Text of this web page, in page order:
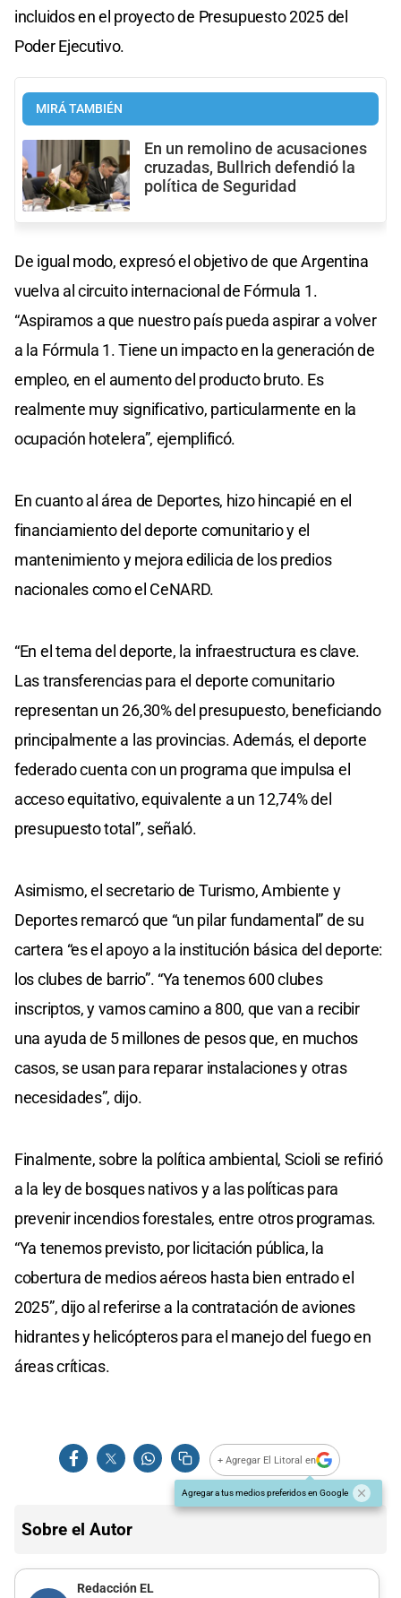
incluidos en el proyecto de Presupuesto 2025 del
Poder Ejecutivo.
MIRÁ TAMBIÉN
En un remolino de acusaciones
cruzadas, Bullrich defendió la
política de Seguridad
De igual modo, expresó el objetivo de que Argentina
vuelva al circuito internacional de Fórmula 1.
“Aspiramos a que nuestro país pueda aspirar a volver
a la Fórmula 1. Tiene un impacto en la generación de
empleo, en el aumento del producto bruto. Es
realmente muy significativo, particularmente en la
ocupación hotelera”, ejemplificó.
En cuanto al área de Deportes, hizo hincapié en el
financiamiento del deporte comunitario y el
mantenimiento y mejora edilicia de los predios
nacionales como el CeNARD.
“En el tema del deporte, la infraestructura es clave.
Las transferencias para el deporte comunitario
representan un 26,30% del presupuesto, beneficiando
principalmente a las provincias. Además, el deporte
federado cuenta con un programa que impulsa el
acceso equitativo, equivalente a un 12,74% del
presupuesto total”, señaló.
Asimismo, el secretario de Turismo, Ambiente y
Deportes remarcó que “un pilar fundamental” de su
cartera “es el apoyo a la institución básica del deporte:
los clubes de barrio”. “Ya tenemos 600 clubes
inscriptos, y vamos camino a 800, que van a recibir
una ayuda de 5 millones de pesos que, en muchos
casos, se usan para reparar instalaciones y otras
necesidades”, dijo.
Finalmente, sobre la política ambiental, Scioli se refirió
a la ley de bosques nativos y a las políticas para
prevenir incendios forestales, entre otros programas.
“Ya tenemos previsto, por licitación pública, la
cobertura de medios aéreos hasta bien entrado el
2025”, dijo al referirse a la contratación de aviones
hidrantes y helicópteros para el manejo del fuego en
áreas críticas.
+ Agregar El Litoral en
Agregar a tus medios preferidos en Google
Sobre el Autor
Redacción EL